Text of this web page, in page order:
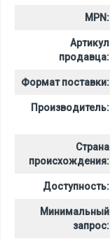
MPN:
Артикул
продавца:
Формат поставки:
Производитель:
Страна
происхождения:
Доступность:
Минимальный
запрос: